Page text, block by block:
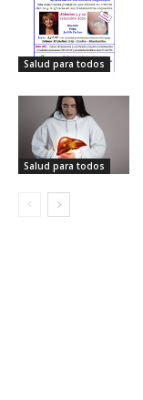
Salud para todos
Salud para todos